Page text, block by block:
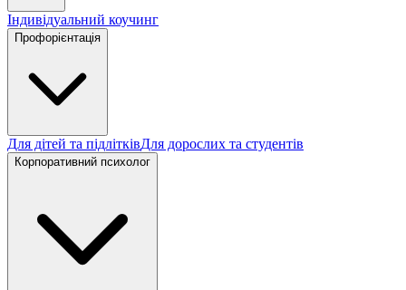
Індивідуальний коучинг
Профорієнтація
Для дітей та підлітківДля дорослих та студентів
Корпоративний психолог